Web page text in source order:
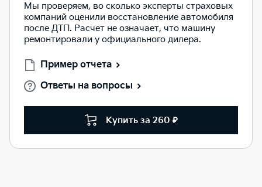
Мы проверяем, во сколько эксперты страховых
компаний оценили восстановление автомобиля
после ДТП. Расчет не означает, что машину
ремонтировали у официального дилера.
Пример отчета
Ответы на вопросы
Купить за 260 ₽